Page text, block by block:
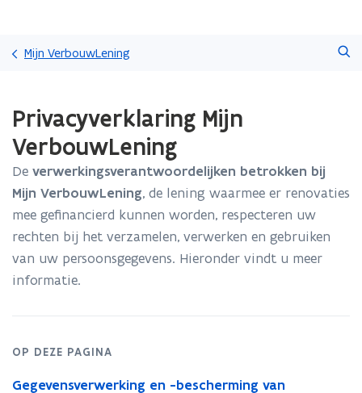
gaan
Mijn VerbouwLening
met
laden.
zich
op:
Privacyverklaring
Mijn
VerbouwLening
Privacyverklaring Mijn
VerbouwLening
De verwerkingsverantwoordelijken betrokken bij
Mijn VerbouwLening, de lening waarmee er renovaties
mee gefinancierd kunnen worden, respecteren uw
rechten bij het verzamelen, verwerken en gebruiken
van uw persoonsgegevens. Hieronder vindt u meer
informatie.
OP DEZE PAGINA
Gegevensverwerking en -bescherming van